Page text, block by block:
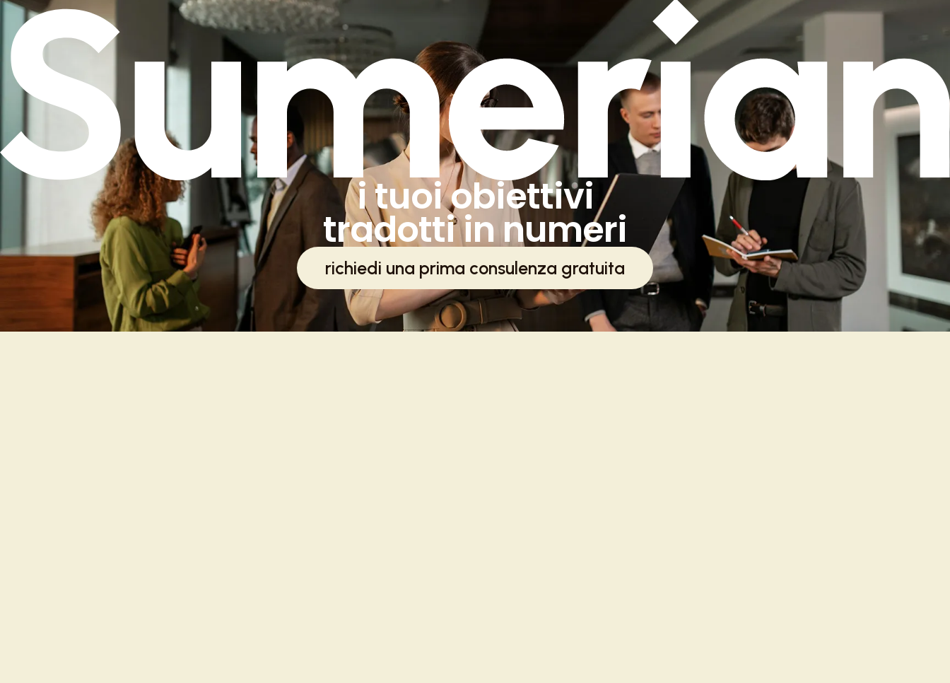
i tuoi obiettivi
tradotti in numeri
richiedi una prima consulenza gratuita